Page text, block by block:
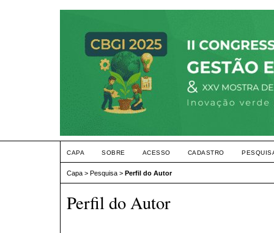
CAPA SOBRE ACESSO CADASTRO
Capa > Pesquisa > Perfil do Autor
Perfil do Autor